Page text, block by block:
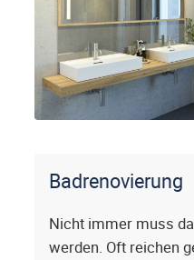
Badrenovierung
Nicht immer muss
werden. Oft reichen